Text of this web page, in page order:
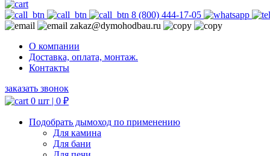
8 (800) 444-17-05
zakaz@dymohodbau.ru
О компании
Доставка, оплата, монтаж.
Контакты
заказать звонок
0 шт | 0 ₽
Подобрать дымоход по применению
Для камина
Для бани